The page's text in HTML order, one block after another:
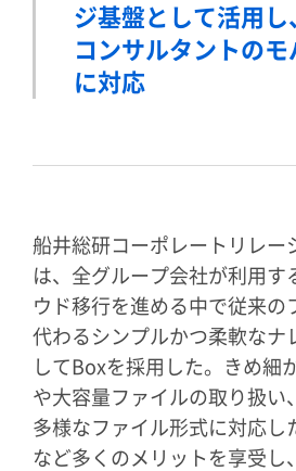
ジ基盤として活用
コンサルタントの
に対応
船井総研コーポレートリレー
は、全グループ会社が利用す
ウド移行を進める中で従来の
代わるシンプルかつ柔軟なナ
してBoxを採用した。きめ細
や大容量ファイルの取り扱い
多様なファイル形式に対応し
など多くのメリットを享受し